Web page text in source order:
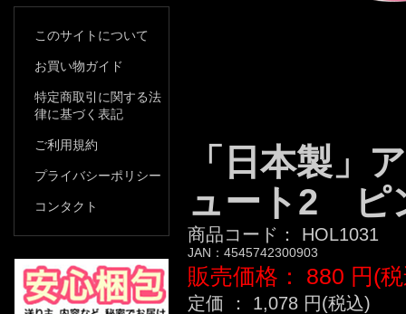
このサイトについて
お買い物ガイド
特定商取引に関する法
律に基づく表記
ご利用規約
プライバシーポリシー
コンタクト
「日本製」
ュート2 ピ
商品コード： HOL1031
JAN： 4545742300903
販売価格： 880 円(
定価 ： 1,078 円(税込)